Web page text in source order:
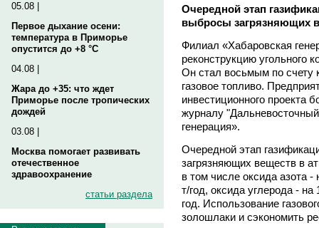
05.08 |
Первое дыхание осени:
температура в Приморье
опустится до +8 °C
04.08 |
Жара до +35: что ждет
Приморье после тропических
дождей
03.08 |
Москва помогает развивать
отечественное
здравоохранение
статьи раздела
Очередной этап
выбросы загрязняющих
Филиал «Хабаровская
реконструкцию угольного
Он стал восьмым по счету
газовое топливо.
инвестиционного проекта
журналу
генерация».
Очередной этап
загрязняющих веществ в
в том числе оксида азота -
т/год, оксида углерода -
год. Использование
золошлаки и сэкономить